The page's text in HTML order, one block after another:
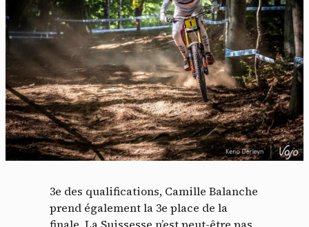
3e des qualifications, Camille Balanche
prend également la 3e place de la